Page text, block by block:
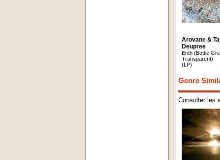
Arovane &
Deupree
Enth (Bottle
Transparent)
(LP)
Genre
Consulter les